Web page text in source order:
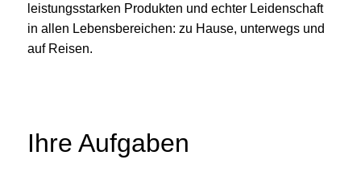
leistungsstarken Produkten und echter Leidenschaft
in allen Lebensbereichen: zu Hause, unterwegs und
auf Reisen.
Ihre Aufgaben